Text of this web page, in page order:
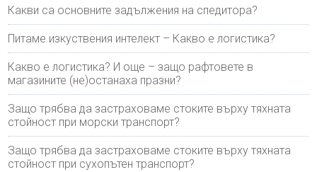
Какви са основните задължения на спедитора?
Питаме изкуствения интелект – Какво е логистика?
Какво е логистика? И още – защо рафтовете в
магазините (не)останаха празни?
Защо трябва да застраховаме стоките върху тяхната
стойност при морски транспорт?
Защо трябва да застраховаме стоките върху тяхната
стойност при сухопътен транспорт?